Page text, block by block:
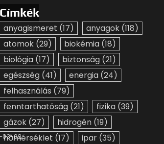
03-02
Címkék
anyagismeret (17) anyagok (118)
atomok (29) biokémia (18)
biológia (17) biztonság (21)
egészség (41) energia (24)
felhasználás (79)
fenntarthatóság (21) fizika (39)
gázok (27) hidrogén (19)
hőmérséklet (17) ipar (35)